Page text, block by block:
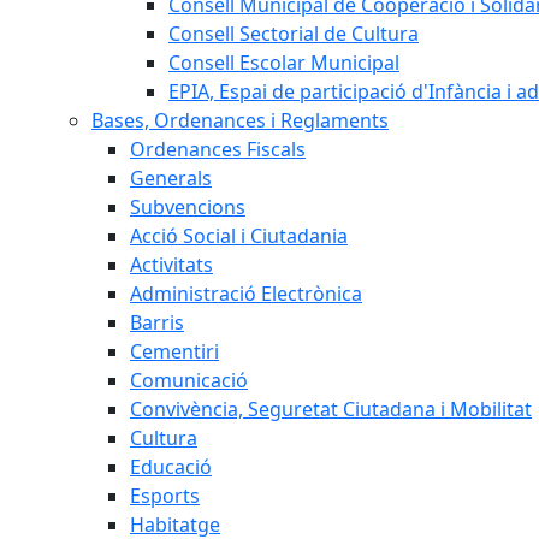
Consell Sectorial de Cultura
Consell Escolar Municipal
EPIA, Espai de participació d'Infància i
Bases, Ordenances i Reglaments
Ordenances Fiscals
Generals
Subvencions
Acció Social i Ciutadania
Activitats
Administració Electrònica
Barris
Cementiri
Comunicació
Convivència, Seguretat Ciutadana i Mobilitat
Cultura
Educació
Esports
Habitatge